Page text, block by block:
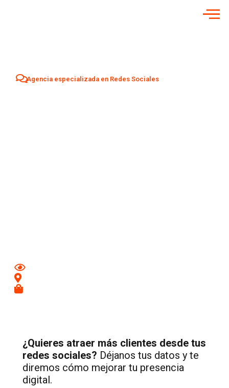
Agencia especializada en Redes Sociales
¿Quieres atraer más clientes desde tus
redes sociales? Déjanos tus datos y te
diremos cómo mejorar tu presencia
digital.